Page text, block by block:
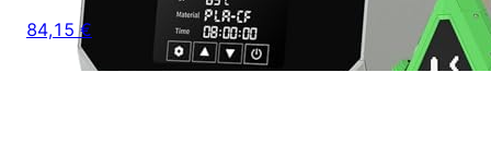
84,15 €